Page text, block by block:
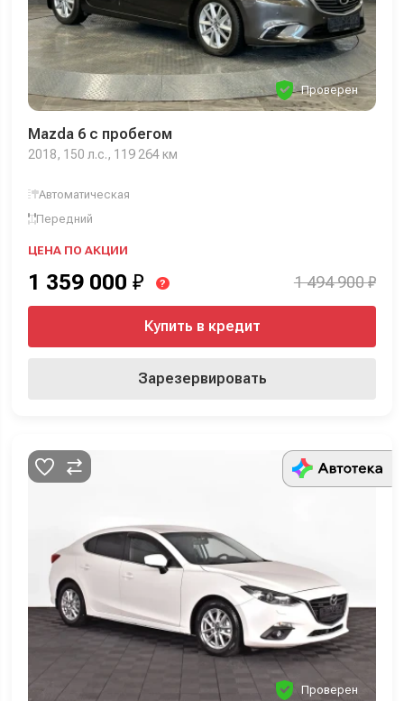
Проверен
Mazda 6 с пробегом
2018, 150 л.с., 119 264 км
Автоматическая
Передний
ЦЕНА ПО АКЦИИ
1 359 000 ₽ ? 1 494 900 ₽
Купить в кредит
Зарезервировать
Проверен